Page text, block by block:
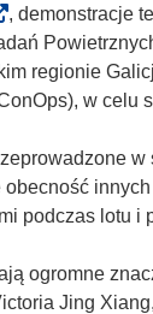
, demonstracje
regionie
w celu
obecność
podczas lotu i
ogromne
Jing